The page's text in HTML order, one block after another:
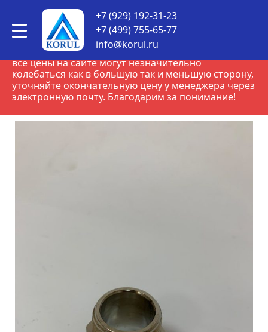
+7 (929) 192-31-23
+7 (499) 755-65-77
info@korul.ru
контроллеры серии RWF Siemens•Ниппель Siemens
AGG05
ВНИМАНИЕ! В связи с нестабильным курсом рубля,
все цены на сайте могут незначительно
колебаться как в большую так и меньшую сторону,
уточняйте окончательную цену у менеджера через
электронную почту. Благодарим за понимание!